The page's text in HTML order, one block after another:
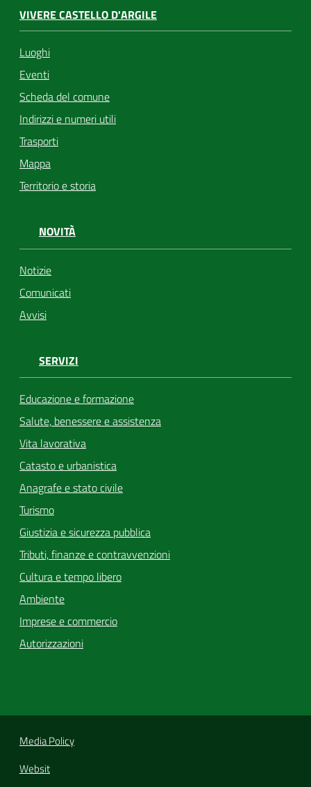
VIVERE CASTELLO D'ARGILE
Luoghi
Eventi
Scheda del comune
Indirizzi e numeri utili
Trasporti
Mappa
Territorio e storia
NOVITÀ
Notizie
Comunicati
Avvisi
SERVIZI
Educazione e formazione
Salute, benessere e assistenza
Vita lavorativa
Catasto e urbanistica
Anagrafe e stato civile
Turismo
Giustizia e sicurezza pubblica
Tributi, finanze e contravvenzioni
Cultura e tempo libero
Ambiente
Imprese e commercio
Autorizzazioni
Media Policy
Websit